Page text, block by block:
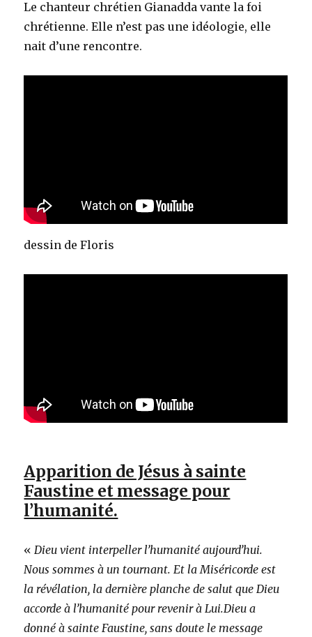
Le chanteur chrétien Gianadda vante la foi
chrétienne. Elle n’est pas une idéologie, elle
nait d’une rencontre.
dessin de Floris
Apparition de Jésus à sainte
Faustine et message pour
l’humanité.
«Dieu vient interpeller l’humanité aujourd’hui.
Nous sommes à un tournant. Et la Miséricorde est
la révélation, la dernière planche de salut que Dieu
accorde à l’humanité pour revenir à Lui.Dieu a
donné à sainte Faustine, sans doute le message